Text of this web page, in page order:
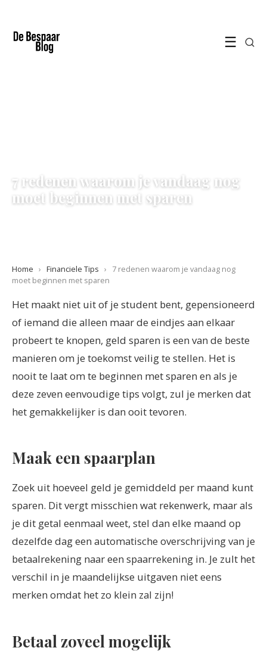
☰
7 redenen waarom je vandaag nog
moet beginnen met sparen
Home › Financiele Tips ›
7 redenen waarom je vandaag nog
moet beginnen met sparen
Het maakt niet uit of je student bent, gepensioneerd
of iemand die alleen maar de eindjes aan elkaar
probeert te knopen, geld sparen is een van de beste
manieren om je toekomst veilig te stellen. Het is
nooit te laat om te beginnen met sparen en als je
deze zeven eenvoudige tips volgt, zul je merken dat
het gemakkelijker is dan ooit tevoren.
Maak een spaarplan
Zoek uit hoeveel geld je gemiddeld per maand kunt
sparen. Dit vergt misschien wat rekenwerk, maar als
je dit getal eenmaal weet, stel dan elke maand op
dezelfde dag een automatische overschrijving van je
betaalrekening naar een spaarrekening in. Je zult het
verschil in je maandelijkse uitgaven niet eens
merken omdat het zo klein zal zijn!
Betaal zoveel mogelijk